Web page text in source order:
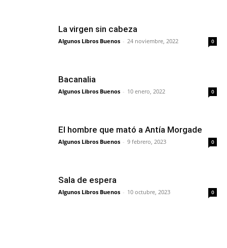
La virgen sin cabeza
Algunos Libros Buenos - 24 noviembre, 2022 0
Bacanalia
Algunos Libros Buenos - 10 enero, 2022 0
El hombre que mató a Antía Morgade
Algunos Libros Buenos - 9 febrero, 2023 0
Sala de espera
Algunos Libros Buenos - 10 octubre, 2023 0